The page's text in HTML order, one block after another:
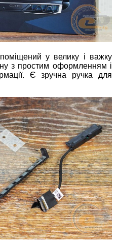
у велику і важку
з простим оформленням і
Є зручна ручка для